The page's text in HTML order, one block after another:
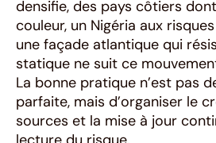
densifie, des pays côtiers
couleur, un Nigéria aux
une façade atlantique qui
statique ne suit ce
La bonne pratique n’est pas
parfaite, mais d’organiser le
sources et la mise à jour